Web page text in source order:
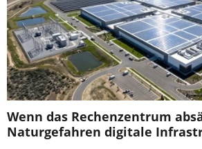
Wenn das Rechenzentrum
Naturgefahren digitale